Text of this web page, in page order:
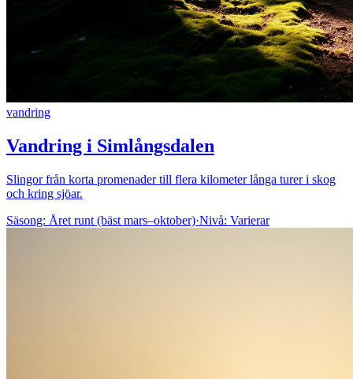
vandring
Vandring i Simlångsdalen
Slingor från korta promenader till flera kilometer långa turer i skog
och kring sjöar.
Säsong: Året runt (bäst mars–oktober)·Nivå: Varierar